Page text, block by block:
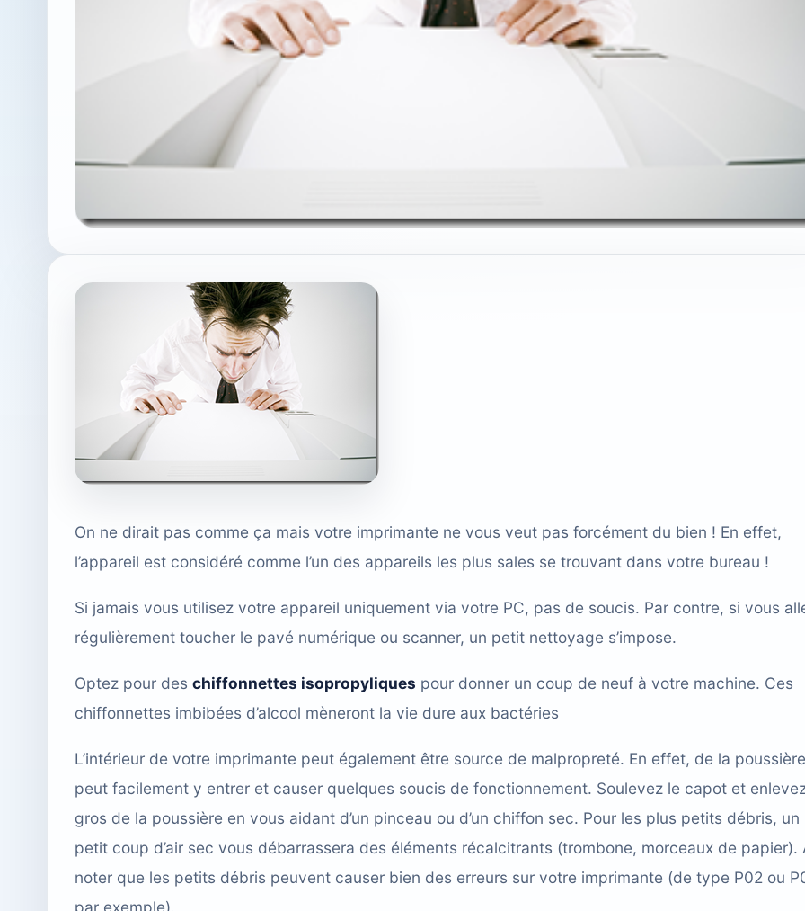
On ne dirait pas comme ça mais votre imprimante ne vous veut pas forcément du bien ! En effet,
l’appareil est considéré comme l’un des appareils les plus sales se trouvant dans votre bureau !
Si jamais vous utilisez votre appareil uniquement via votre PC, pas de soucis. Par contre, si vous
régulièrement toucher le pavé numérique ou scanner, un petit nettoyage s’impose.
Optez pour des chiffonnettes isopropyliques pour donner un coup de neuf à votre machine. Ces
chiffonnettes imbibées d’alcool mèneront la vie dure aux bactéries
L’intérieur de votre imprimante peut également être source de malpropreté. En effet, de la poussière
peut facilement y entrer et causer quelques soucis de fonctionnement. Soulevez le capot et
gros de la poussière en vous aidant d’un pinceau ou d’un chiffon sec. Pour les plus petits débris, un
petit coup d’air sec vous débarrassera des éléments récalcitrants (trombone, morceaux de papier).
noter que les petits débris peuvent causer bien des erreurs sur votre imprimante (de type P02 ou
par exemple).